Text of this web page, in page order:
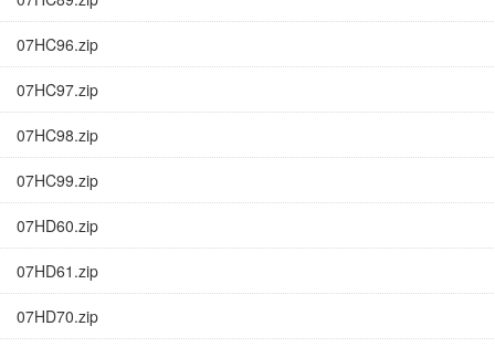
07HC96.zip
07HC97.zip
07HC98.zip
07HC99.zip
07HD60.zip
07HD61.zip
07HD70.zip